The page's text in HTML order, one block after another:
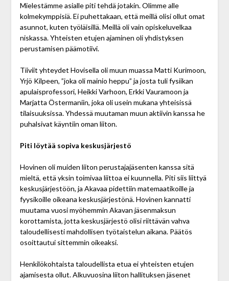
Mielestämme asialle piti tehdä jotakin. Olimme alle
kolmekymppisiä. Ei puhettakaan, että meillä olisi ollut omat
asunnot, kuten työläisillä. Meillä oli vain opiskeluvelkaa
niskassa. Yhteisten etujen ajaminen oli yhdistyksen
perustamisen päämotiivi.
Tiiviit yhteydet Hovisella oli muun muassa Matti Kurimoon,
Yrjö Kilpeen, ”joka oli mainio heppu” ja josta tuli fysiikan
apulaisprofessori, Heikki Varhoon, Erkki Vauramoon ja
Marjatta Östermaniin, joka oli usein mukana yhteisissä
tilaisuuksissa. Yhdessä muutaman muun aktiivin kanssa he
puhalsivat käyntiin oman liiton.
Piti löytää sopiva keskusjärjestö
Hovinen oli muiden liiton perustajajäsenten kanssa sitä
mieltä, että yksin toimivaa liittoa ei kuunnella. Piti siis liittyä
keskusjärjestöön, ja Akavaa pidettiin matemaatikoille ja
fyysikoille oikeana keskusjärjestönä. Hovinen kannatti
muutama vuosi myöhemmin Akavan jäsenmaksun
korottamista, jotta keskusjärjestö olisi riittävän vahva
taloudellisesti mahdollisen työtaistelun aikana. Päätös
osoittautui sittemmin oikeaksi.
Henkilökohtaista taloudellista etua ei yhteisten etujen
ajamisesta ollut. Alkuvuosina liiton hallituksen jäsenet